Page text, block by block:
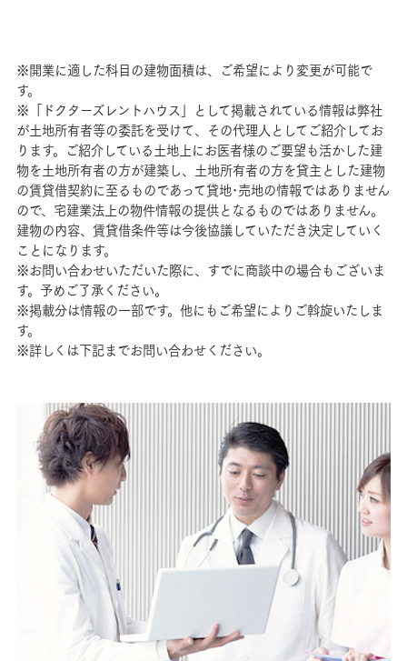
※開業に適した科目の建物面積は、ご希望により変更が可能で
す。
※「ドクターズレントハウス」として掲載されている情報は弊社
が土地所有者等の委託を受けて、その代理人としてご紹介してお
ります。ご紹介している土地上にお医者様のご要望も活かした建
物を土地所有者の方が建築し、土地所有者の方を貸主とした建物
の賃貸借契約に至るものであって貸地･売地の情報ではありません
ので、宅建業法上の物件情報の提供となるものではありません。
建物の内容、賃貸借条件等は今後協議していただき決定していく
ことになります。
※お問い合わせいただいた際に、すでに商談中の場合もございま
す。予めご了承ください。
※掲載分は情報の一部です。他にもご希望によりご斡旋いたしま
す。
※詳しくは下記までお問い合わせください。